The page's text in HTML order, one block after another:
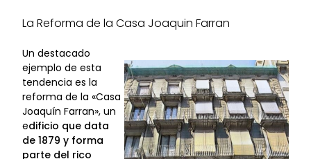
La Reforma de la Casa Joaquin Farran
Un destacado
ejemplo de esta
tendencia es la
reforma de la «Casa
Joaquín Farran», un
edificio que data
de 1879 y forma
parte del rico